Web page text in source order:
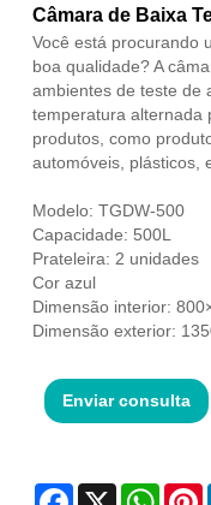
Câmara de Baixa
Você está procurando
boa qualidade? A
ambientes de teste de
temperatura alternada
produtos, como
automóveis, plásticos,
Modelo: TGDW-500
Capacidade: 500L
Prateleira: 2 unidades
Cor azul
Dimensão interior:
Dimensão exterior:
Enviar consulta
Facebook
X